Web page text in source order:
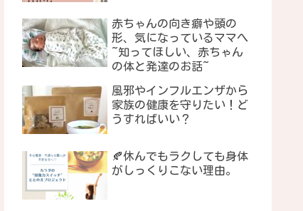
赤ちゃんの向き癖や頭の
形、気になっているママへ
~知ってほしい、赤ちゃん
の体と発達のお話~
風邪やインフルエンザから
家族の健康を守りたい！ど
うすればいい？
🍂休んでもラクしても身体
がしっくりこない理由。